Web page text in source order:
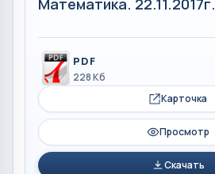
PDF
228 Кб
Карточка
Просмотр
Скачать